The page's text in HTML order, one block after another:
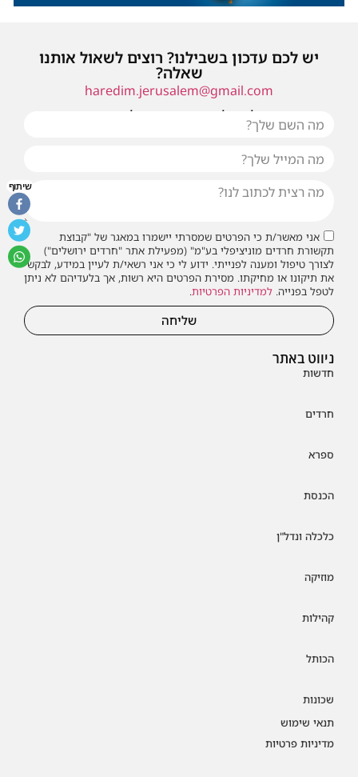
ניווט באתר
חדשות
חרדים
ספרא
הכנסת
כלכלה ונדל"ן
מוזיקה
קהילות
הכותל
שכונות
תנאי שימוש
מדיניות פרטיות
יש לכם עדכון בשבילנו? רוצים לשאול אותנו
שאלה?
haredim.jerusalem@gmail.com
או שילחו אלינו פנייה ונחזור אליכם בהקדם
אני מאשר/ת כי הפרטים שמסרתי יישמרו במאגר של "קבוצת
תקשורת חרדים מוניציפלי בע"מ" (מפעילת אתר "חרדים ירושלים")
לצורך טיפול ומענה לפנייתי. ידוע לי כי אני רשאי/ת לעיין במידע, לבקש
את תיקונו או מחיקתו. מסירת הפרטים היא רשות, אך בלעדיהם לא ניתן
לטפל בפנייה. למדיניות הפרטיות.
שליחה
שיתוף